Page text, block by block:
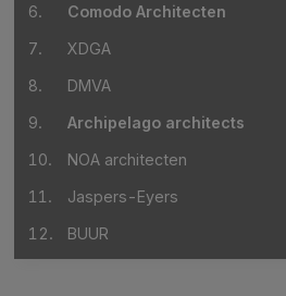
6.
Comodo Architecten
7.
XDGA
8.
DMVA
9.
Archipelago architects
10.
NOA architecten
11.
Jaspers-Eyers
12.
BUUR